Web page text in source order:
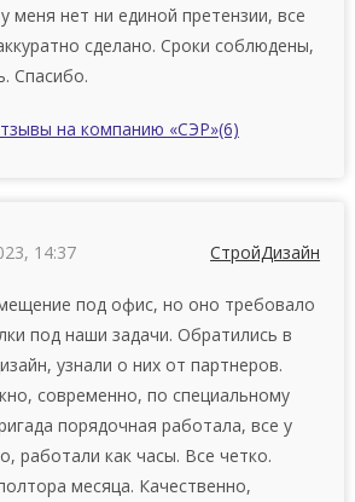
меня нет ни единой претензии, все
сделано. Сроки соблюдены,
Спасибо.
на компанию «СЭР»(6)
14:37 СтройДизайн
под офис, но оно требовало
под наши задачи. Обратились в
узнали о них от партнеров.
современно, по специальному
порядочная работала, все у
работали как часы. Все четко.
месяца. Качественно,